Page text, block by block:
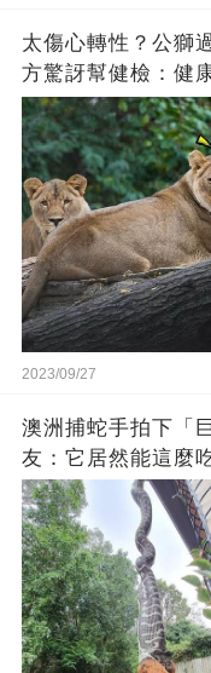
太傷心轉性？公獅
方驚訝幫健檢：健
2023/09/27
澳洲捕蛇手拍下「
友：它居然能這麼